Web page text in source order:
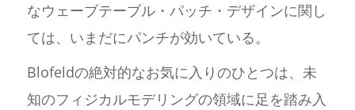
なウェーブテーブル・パッチ・デザインに関し
ては、いまだにパンチが効いている。
Blofeldの絶対的なお気に入りのひとつは、未
知のフィジカルモデリングの領域に足を踏み入